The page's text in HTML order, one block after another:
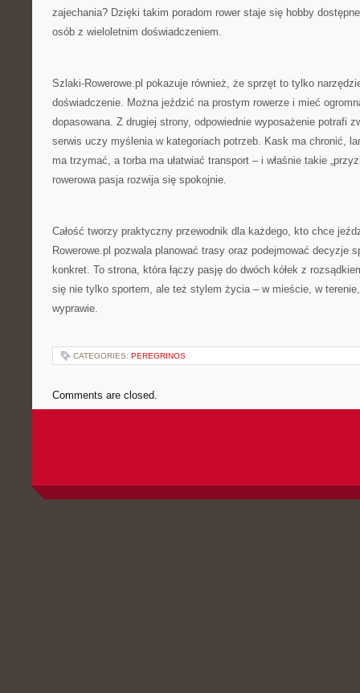
zajechania? Dzięki takim poradom rower staje się hobby
osób z wieloletnim doświadczeniem.
Szlaki-Rowerowe.pl pokazuje również, że sprzęt to tylko
doświadczenie. Można jeździć na prostym rowerze i mieć
dopasowana. Z drugiej strony, odpowiednie wyposażenie potrafi
serwis uczy myślenia w kategoriach potrzeb. Kask ma chronić,
ma trzymać, a torba ma ułatwiać transport – i właśnie takie
rowerowa pasja rozwija się spokojnie.
Całość tworzy praktyczny przewodnik dla każdego, kto chce
Rowerowe.pl pozwala planować trasy oraz podejmować decyzje
konkret. To strona, która łączy pasję do dwóch kółek z
się nie tylko sportem, ale też stylem życia – w mieście, w
wyprawie.
CATEGORIES: PEREGRINOS
Comments are closed.